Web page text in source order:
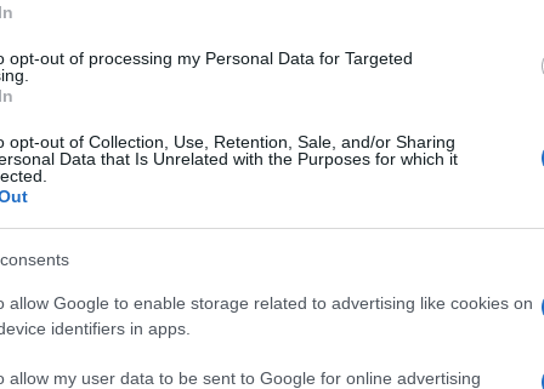
opt-out of processing my Personal Data for Targeted
opt-out of Collection, Use, Retention, Sale, and/or Sharing
Data that Is Unrelated with the Purposes for which it
allow Google to enable storage related to advertising like cookies on
identifiers in apps.
allow my user data to be sent to Google for online advertising
più di quattro anni fa – ha ricordato su
mai l’impatto con la città.
ti fa sentire a casa, come mi
questi quattro splendidi anni: di dolore
quando siamo andati così vicini allo
il rigore segnato quest’anno in finale di
durante i momenti più difficili, c’è stata
popolo napoletano”, ha aggiunto l’ex